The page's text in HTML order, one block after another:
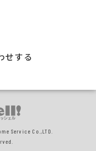
せする
Service Co.,LTD.